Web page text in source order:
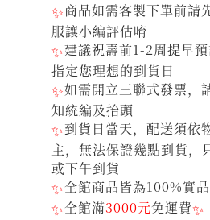
✨商品如需客製下單前請
服讓小編評估唷
✨建議祝壽前1-2周提早
指定您理想的到貨日
✨如需開立三聯式發票，
知統編及抬頭
✨到貨日當天，配送須依
主，無法保證幾點到貨，
或下午到貨
✨全館商品皆為100%實
✨全館滿3000元免運費✨